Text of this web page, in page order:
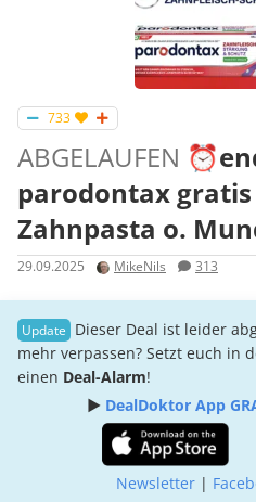
733
ABGELAUFEN
parodontax
Zahnpasta o.
29.09.2025 MikeNils 313
Dieser Deal ist leider
mehr verpassen? Setzt euch in
einen Deal-Alarm!
► DealDoktor App
Newsletter|